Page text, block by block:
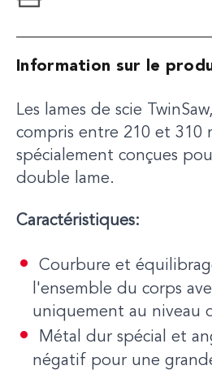
Information sur le
Les lames de scie
compris entre 210 et 310
spécialement conçues
double lame.
Caractéristiques:
Courbure et
l'ensemble du corps
uniquement au niveau
Métal dur spécial et
négatif pour une